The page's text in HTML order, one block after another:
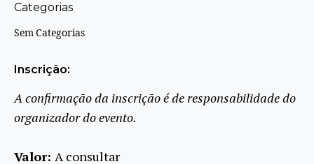
Categorias
Sem Categorias
Inscrição:
A confirmação da inscrição é de responsabilidade do
organizador do evento.
Valor: A consultar